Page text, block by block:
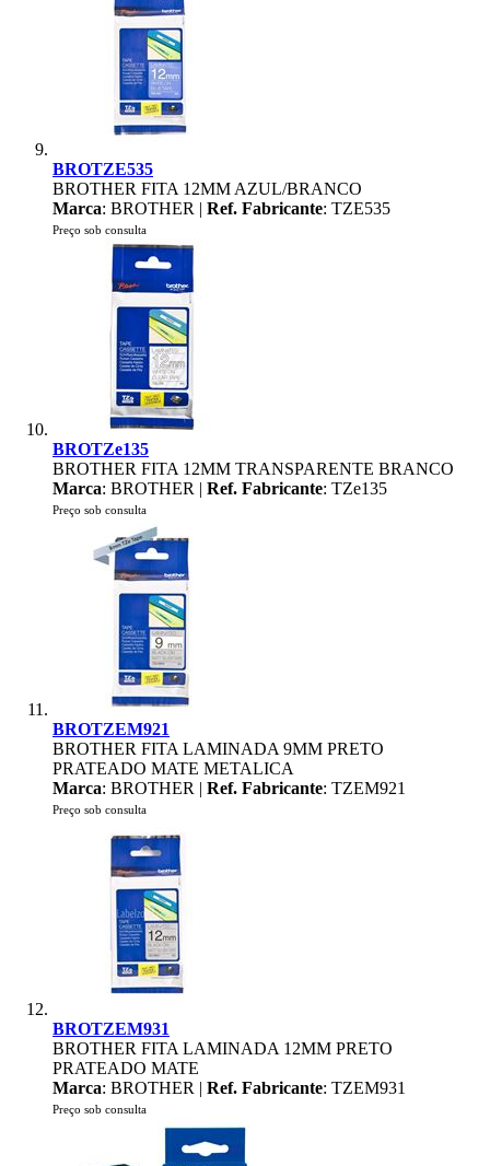
BROTZE535
BROTHER FITA 12MM AZUL/BRANCO
Marca: BROTHER | Ref. Fabricante: TZE535
Preço sob consulta
BROTZe135
BROTHER FITA 12MM TRANSPARENTE BRANCO
Marca: BROTHER | Ref. Fabricante: TZe135
Preço sob consulta
BROTZEM921
BROTHER FITA LAMINADA 9MM PRETO
PRATEADO MATE METALICA
Marca: BROTHER | Ref. Fabricante: TZEM921
Preço sob consulta
BROTZEM931
BROTHER FITA LAMINADA 12MM PRETO
PRATEADO MATE
Marca: BROTHER | Ref. Fabricante: TZEM931
Preço sob consulta